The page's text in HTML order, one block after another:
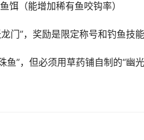
饵（能增加稀有鱼咬钩率）
门”，奖励是限定称号和钓鱼技
”，但必须用草药铺自制的“幽